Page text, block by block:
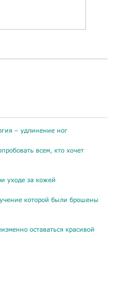
– удлинение ног
всем, кто хочет
уходе за кожей
которой были брошены
оставаться красивой